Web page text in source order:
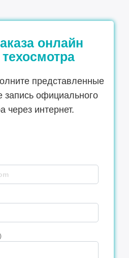
онлайн
представленные
запись официального
через интернет.